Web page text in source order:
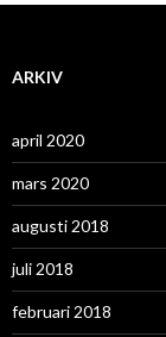
ARKIV
april 2020
mars 2020
augusti 2018
juli 2018
februari 2018